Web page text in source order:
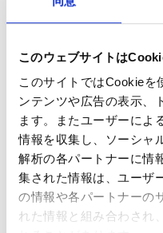
このウェブサイトは
このサイトではCookieを
ンテンツや広告の表示、
ます。またユーザーによ
情報を収集し、ソーシャ
解析の各パートナーに情
集された情報は、ユーザ
の情報や各パートナーの
れた情報と組み合わされ
Ezee Next バッテリー
USB-C ケーブル × 1
ポッド2個入りパック
ー／ニコチン濃度
仕様
製品名：Ezee Next
製造者：Ezee
タイプ：使い捨て・